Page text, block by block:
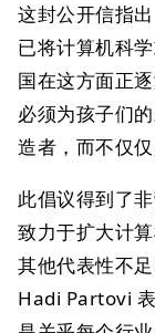
这封公开信指
已将计算机科
国在这方面正
必须为孩子们
造者，而不仅
此倡议得到了
致力于扩大计
其他代表性不
Hadi Partovi